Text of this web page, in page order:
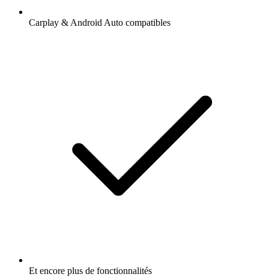
Carplay & Android Auto compatibles
Et encore plus de fonctionnalités